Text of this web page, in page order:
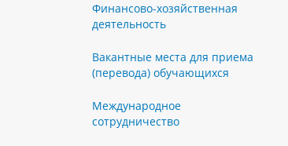
Финансово-хозяйственная
деятельность
Вакантные места для приема
(перевода) обучающихся
Международное
сотрудничество